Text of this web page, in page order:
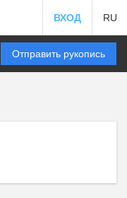
ВХОД RU
Отправить рукопись